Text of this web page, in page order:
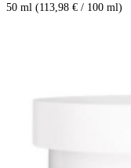
50 ml (113,98 € / 100 ml)